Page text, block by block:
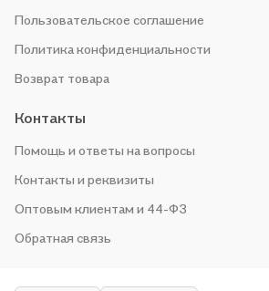
Пользовательское соглашение
Политика конфиденциальности
Возврат товара
Контакты
Помощь и ответы на вопросы
Контакты и реквизиты
Оптовым клиентам и 44-ФЗ
Обратная связь